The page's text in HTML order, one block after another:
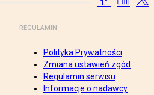
REGULAMIN
Polityka Prywatności
Zmiana ustawień zgód
Regulamin serwisu
Informacje o nadawcy